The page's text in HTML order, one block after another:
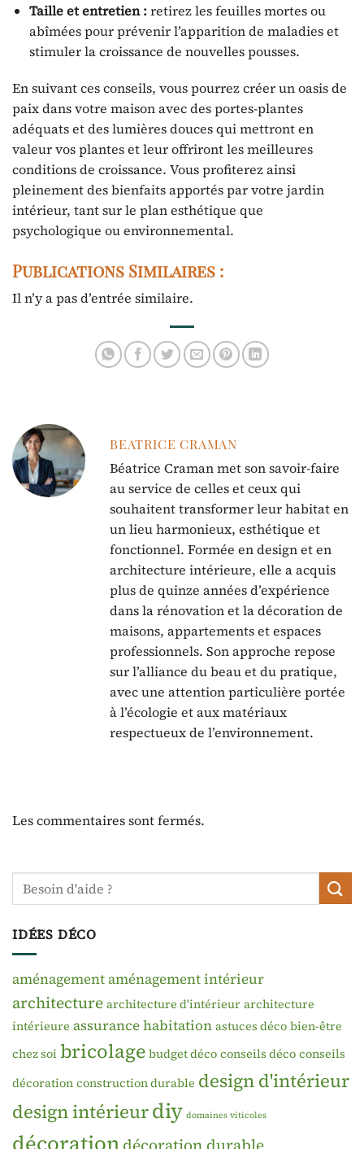
Taille et entretien :retirez les feuilles mortes ou
abîmées pour prévenir l’apparition de maladies et
stimuler la croissance de nouvelles pousses.
En suivant ces conseils, vous pourrez créer un oasis de
paix dans votre maison avec des portes-plantes
adéquats et des lumières douces qui mettront en
valeur vos plantes et leur offriront les meilleures
conditions de croissance. Vous profiterez ainsi
pleinement des bienfaits apportés par votre jardin
intérieur, tant sur le plan esthétique que
psychologique ou environnemental.
Publications Similaires :
Il n’y a pas d’entrée similaire.
BEATRICE CRAMAN
Béatrice Craman met son savoir-faire
au service de celles et ceux qui
souhaitent transformer leur habitat en
un lieu harmonieux, esthétique et
fonctionnel. Formée en design et en
architecture intérieure, elle a acquis
plus de quinze années d’expérience
dans la rénovation et la décoration de
maisons, appartements et espaces
professionnels. Son approche repose
sur l’alliance du beau et du pratique,
avec une attention particulière portée
à l’écologie et aux matériaux
respectueux de l’environnement.
Les commentaires sont fermés.
IDÉES DÉCO
aménagementaménagement intérieur
architecture architecture d'intérieur architecture
intérieure assurance habitation astuces déco bien-être
chez soi bricolage budget déco conseils déco conseils
décoration construction durable design d'intérieur
design intérieurdiy domaines viticoles